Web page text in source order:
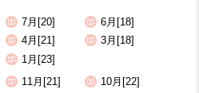
7月[20]
6月[18]
4月[21]
3月[18]
1月[23]
11月[21]
10月[22]